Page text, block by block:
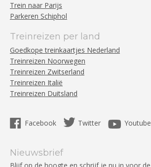
Trein naar Parijs
Parkeren Schiphol
Treinreizen per land
Goedkope treinkaartjes Nederland
Treinreizen Noorwegen
Treinreizen Zwitserland
Treinreizen Italië
Treinreizen Duitsland
Facebook Twitter Youtube
Nieuwsbrief